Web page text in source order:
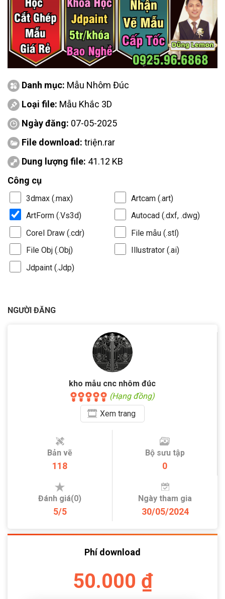
Danh mục: Mẫu Nhôm Đúc
Loại file: Mẫu Khắc 3D
Ngày đăng: 07-05-2025
File download: triện.rar
Dung lượng file: 41.12 KB
Công cụ
3dmax (.max)
Artcam (.art)
ArtForm (.Vs3d)
Autocad (.dxf, .dwg)
Corel Draw (.cdr)
File mẫu (.stl)
File Obj (.Obj)
Illustrator (.ai)
Jdpaint (.Jdp)
NGƯỜI ĐĂNG
kho mẫu cnc nhôm đúc
(Hạng đồng)
Xemtrang
Bản vẽ
118
Bộ sưu tập
0
Đánh giá(0)
5/5
Ngày tham gia
30/05/2024
Phí download
50.000 ₫